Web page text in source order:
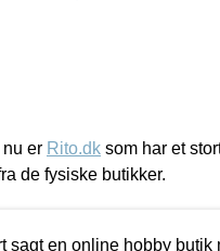
er Rito.dk som har et
de fysiske butikker.
sagt en online hobby